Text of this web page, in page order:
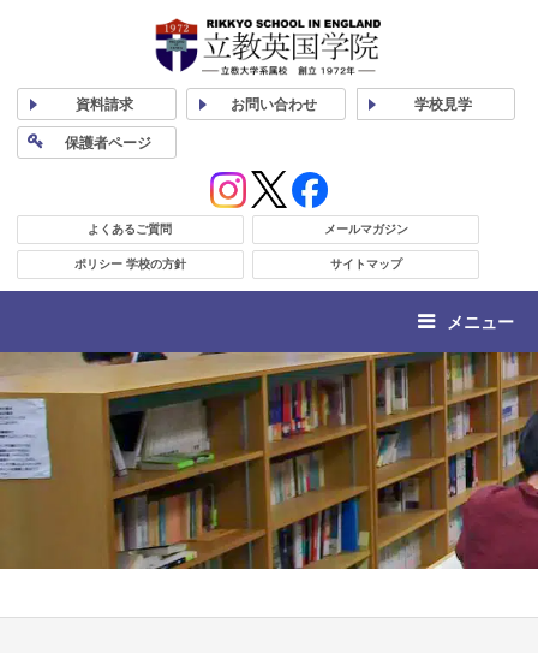
資料請求 お問い合わせ 学校見学
保護者ページ
よくあるご質問 メールマガジン
ポリシー 学校の方針 サイトマップ
メニュー